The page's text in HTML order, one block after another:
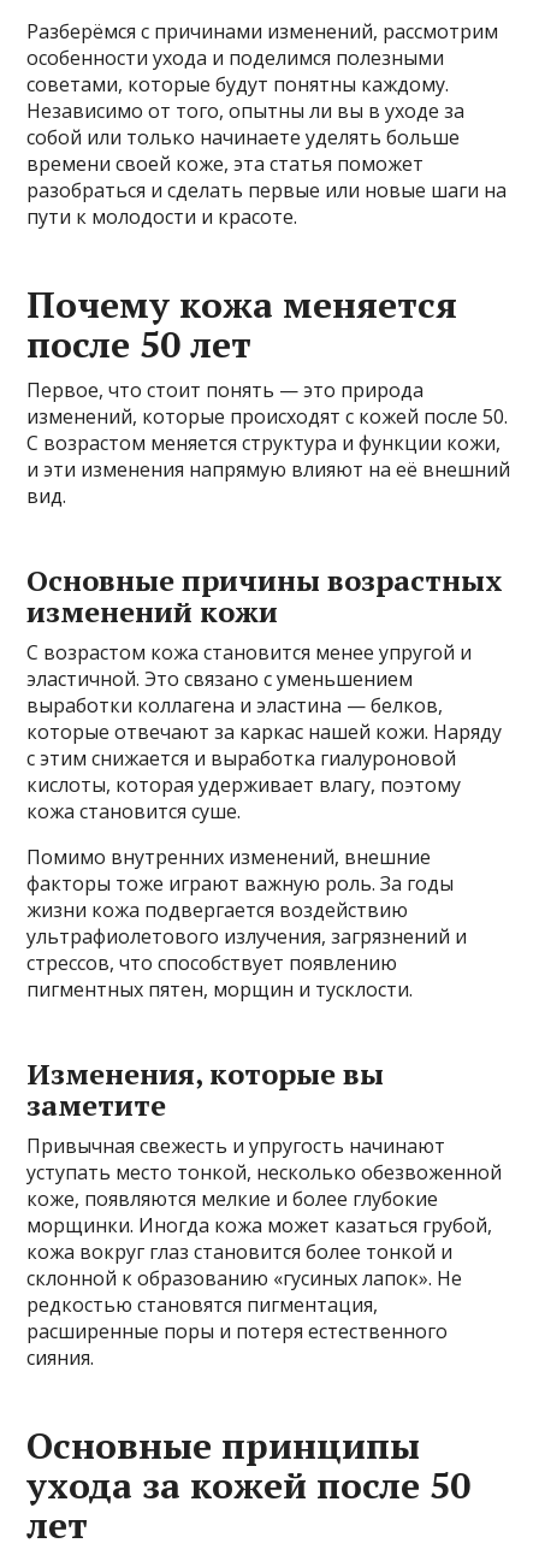
Разберёмся с причинами изменений, рассмотрим
особенности ухода и поделимся полезными
советами, которые будут понятны каждому.
Независимо от того, опытны ли вы в уходе за
собой или только начинаете уделять больше
времени своей коже, эта статья поможет
разобраться и сделать первые или новые шаги на
пути к молодости и красоте.
Почему кожа меняется
после 50 лет
Первое, что стоит понять — это природа
изменений, которые происходят с кожей после 50.
С возрастом меняется структура и функции кожи,
и эти изменения напрямую влияют на её внешний
вид.
Основные причины возрастных
изменений кожи
С возрастом кожа становится менее упругой и
эластичной. Это связано с уменьшением
выработки коллагена и эластина — белков,
которые отвечают за каркас нашей кожи. Наряду
с этим снижается и выработка гиалуроновой
кислоты, которая удерживает влагу, поэтому
кожа становится суше.
Помимо внутренних изменений, внешние
факторы тоже играют важную роль. За годы
жизни кожа подвергается воздействию
ультрафиолетового излучения, загрязнений и
стрессов, что способствует появлению
пигментных пятен, морщин и тусклости.
Изменения, которые вы
заметите
Привычная свежесть и упругость начинают
уступать место тонкой, несколько обезвоженной
коже, появляются мелкие и более глубокие
морщинки. Иногда кожа может казаться грубой,
кожа вокруг глаз становится более тонкой и
склонной к образованию «гусиных лапок». Не
редкостью становятся пигментация,
расширенные поры и потеря естественного
сияния.
Основные принципы
ухода за кожей после 50
лет